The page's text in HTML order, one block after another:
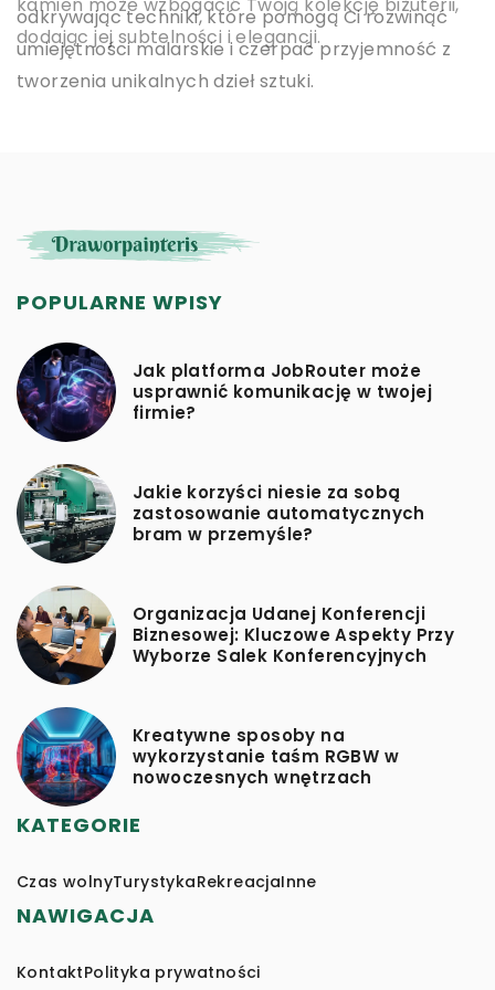
dla Twojego biura.
dodając jej subtelności i elegancji.
odkrywając techniki, które pomogą Ci rozwinąć
umiejętności malarskie i czerpać przyjemność z
tworzenia unikalnych dzieł sztuki.
POPULARNE WPISY
Jak platforma JobRouter może
usprawnić komunikację w twojej
firmie?
Jakie korzyści niesie za sobą
zastosowanie automatycznych
bram w przemyśle?
Organizacja Udanej Konferencji
Biznesowej: Kluczowe Aspekty Przy
Wyborze Salek Konferencyjnych
Kreatywne sposoby na
wykorzystanie taśm RGBW w
nowoczesnych wnętrzach
KATEGORIE
Czas wolnyTurystykaRekreacjaInne
NAWIGACJA
KontaktPolityka prywatności